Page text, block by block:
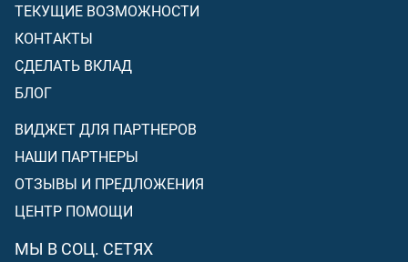
ТЕКУЩИЕ ВОЗМОЖНОСТИ
КОНТАКТЫ
СДЕЛАТЬ ВКЛАД
БЛОГ
ВИДЖЕТ ДЛЯ ПАРТНЕРОВ
НАШИ ПАРТНЕРЫ
ОТЗЫВЫ И ПРЕДЛОЖЕНИЯ
ЦЕНТР ПОМОЩИ
МЫ В СОЦ. СЕТЯХ